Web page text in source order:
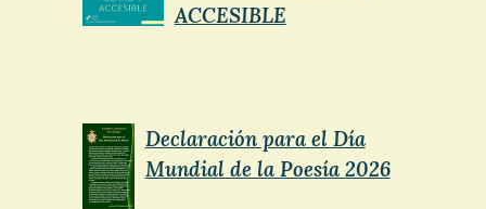
ACCESIBLE
Declaración para el Día
Mundial de la Poesía 2026